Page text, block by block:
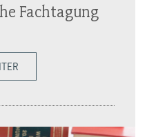
Fachtagung